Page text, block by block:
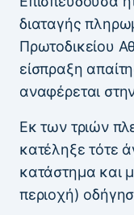
διαταγής
Πρωτοδικείου
είσπραξη
αναφέρεται
Εκ των τριών
κατέληξε τότε
κατάστημα και
περιοχή)